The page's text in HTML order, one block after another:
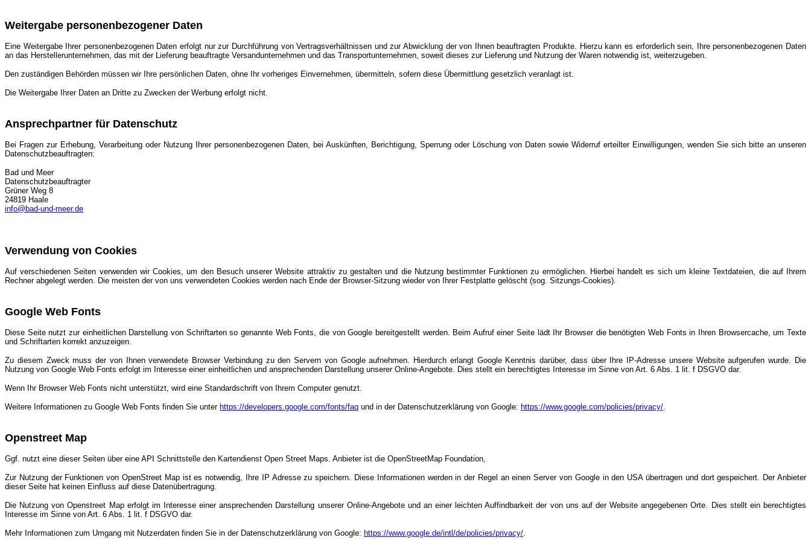
Weitergabe personenbezogener Daten
Eine Weitergabe Ihrer personenbezogenen Daten erfolgt nur zur Durchführung von Vertragsverhältnissen und zur Abwicklung der von Ihnen beauftragten Produkte. Hierzu kann es erforderlich sein, Ihre personenbezogenen Daten
an das Herstellerunternehmen, das mit der Lieferung beauftragte Versandunternehmen und das Transportunternehmen, soweit dieses zur Lieferung und Nutzung der Waren notwendig ist, weiterzugeben.
Den zuständigen Behörden müssen wir Ihre persönlichen Daten, ohne Ihr vorheriges Einvernehmen, übermitteln, sofern diese Übermittlung gesetzlich veranlagt ist.
Die Weitergabe Ihrer Daten an Dritte zu Zwecken der Werbung erfolgt nicht.
Ansprechpartner für Datenschutz
Bei Fragen zur Erhebung, Verarbeitung oder Nutzung Ihrer personenbezogenen Daten, bei Auskünften, Berichtigung, Sperrung oder Löschung von Daten sowie Widerruf erteilter Einwilligungen, wenden Sie sich bitte an unseren
Datenschutzbeauftragten:
Bad und Meer
Datenschutzbeauftragter
Grüner Weg 8
24819 Haale
info@bad-und-meer.de
Verwendung von Cookies
Auf verschiedenen Seiten verwenden wir Cookies, um den Besuch unserer Website attraktiv zu gestalten und die Nutzung bestimmter Funktionen zu ermöglichen. Hierbei handelt es sich um kleine Textdateien, die auf Ihrem
Rechner abgelegt werden. Die meisten der von uns verwendeten Cookies werden nach Ende der Browser-Sitzung wieder von Ihrer Festplatte gelöscht (sog. Sitzungs-Cookies).
Google Web Fonts
Diese Seite nutzt zur einheitlichen Darstellung von Schriftarten so genannte Web Fonts, die von Google bereitgestellt werden. Beim Aufruf einer Seite lädt Ihr Browser die benötigten Web Fonts in Ihren Browsercache, um Texte
und Schriftarten korrekt anzuzeigen.
Zu diesem Zweck muss der von Ihnen verwendete Browser Verbindung zu den Servern von Google aufnehmen. Hierdurch erlangt Google Kenntnis darüber, dass über Ihre IP-Adresse unsere Website aufgerufen wurde. Die
Nutzung von Google Web Fonts erfolgt im Interesse einer einheitlichen und ansprechenden Darstellung unserer Online-Angebote. Dies stellt ein berechtigtes Interesse im Sinne von Art. 6 Abs. 1 lit. f DSGVO dar.
Wenn Ihr Browser Web Fonts nicht unterstützt, wird eine Standardschrift von Ihrem Computer genutzt.
Weitere Informationen zu Google Web Fonts finden Sie unter https://developers.google.com/fonts/faq und in der Datenschutzerklärung von Google: https://www.google.com/policies/privacy/.
Openstreet Map
Ggf. nutzt eine dieser Seiten über eine API Schnittstelle den Kartendienst Open Street Maps. Anbieter ist die OpenStreetMap Foundation,
Zur Nutzung der Funktionen von OpenStreet Map ist es notwendig, Ihre IP Adresse zu speichern. Diese Informationen werden in der Regel an einen Server von Google in den USA übertragen und dort gespeichert. Der Anbieter
dieser Seite hat keinen Einfluss auf diese Datenübertragung.
Die Nutzung von Openstreet Map erfolgt im Interesse einer ansprechenden Darstellung unserer Online-Angebote und an einer leichten Auffindbarkeit der von uns auf der Website angegebenen Orte. Dies stellt ein berechtigtes
Interesse im Sinne von Art. 6 Abs. 1 lit. f DSGVO dar.
Mehr Informationen zum Umgang mit Nutzerdaten finden Sie in der Datenschutzerklärung von Google: https://www.google.de/intl/de/policies/privacy/.